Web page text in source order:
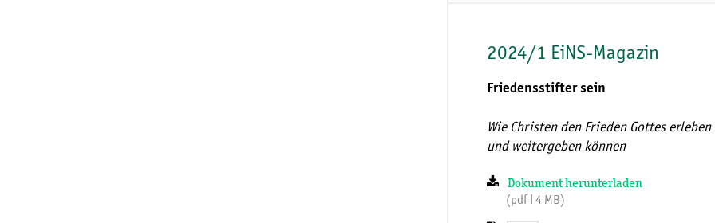
2024/1 EiNS-Magazin
Friedensstifter sein
Wie Christen den Frieden Gottes erleben
und weitergeben können
Dokument herunterladen
(pdf ǀ 4 MB)